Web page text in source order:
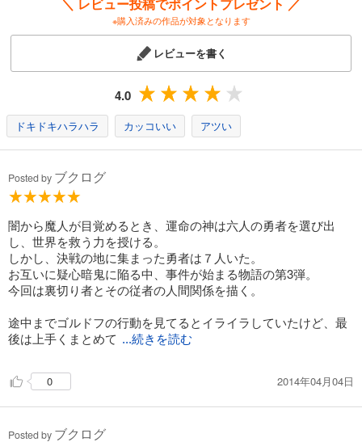
※購入済みの作品が対象となります
レビューを書く
4.0
ドキドキハラハラ カッコいい アツい
Posted by ブクログ
闇から魔人が目覚めるとき、運命の神は六人の勇者を選び出
し、世界を救う力を授ける。
しかし、決戦の地に集まった勇者は７人いた。
お互いに疑心暗鬼に陥る中、事件が始まる物語の第3弾。
今回は裏切り者とその従者の人間関係を描く。
途中までゴルドフの行動を見てるとイライラしていたけど、最
後は上手くまとめて ...続きを読む
0 2014年04月04日
Posted by ブクログ